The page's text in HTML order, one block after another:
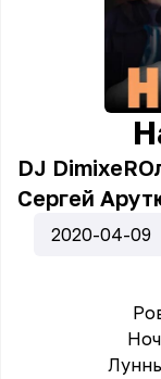
DJ DimixeR
Сергей
2020-04-09